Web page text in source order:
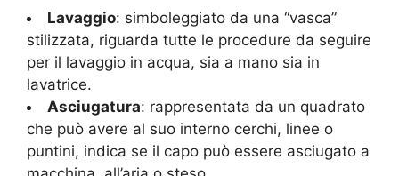
Lavaggio: simboleggiato da una “vasca”
stilizzata, riguarda tutte le procedure da seguire
per il lavaggio in acqua, sia a mano sia in
lavatrice.
Asciugatura: rappresentata da un quadrato
che può avere al suo interno cerchi, linee o
puntini, indica se il capo può essere asciugato a